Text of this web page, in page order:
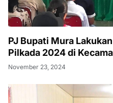
PJ Bupati Mura
Pilkada 2024 di
November 23, 2024